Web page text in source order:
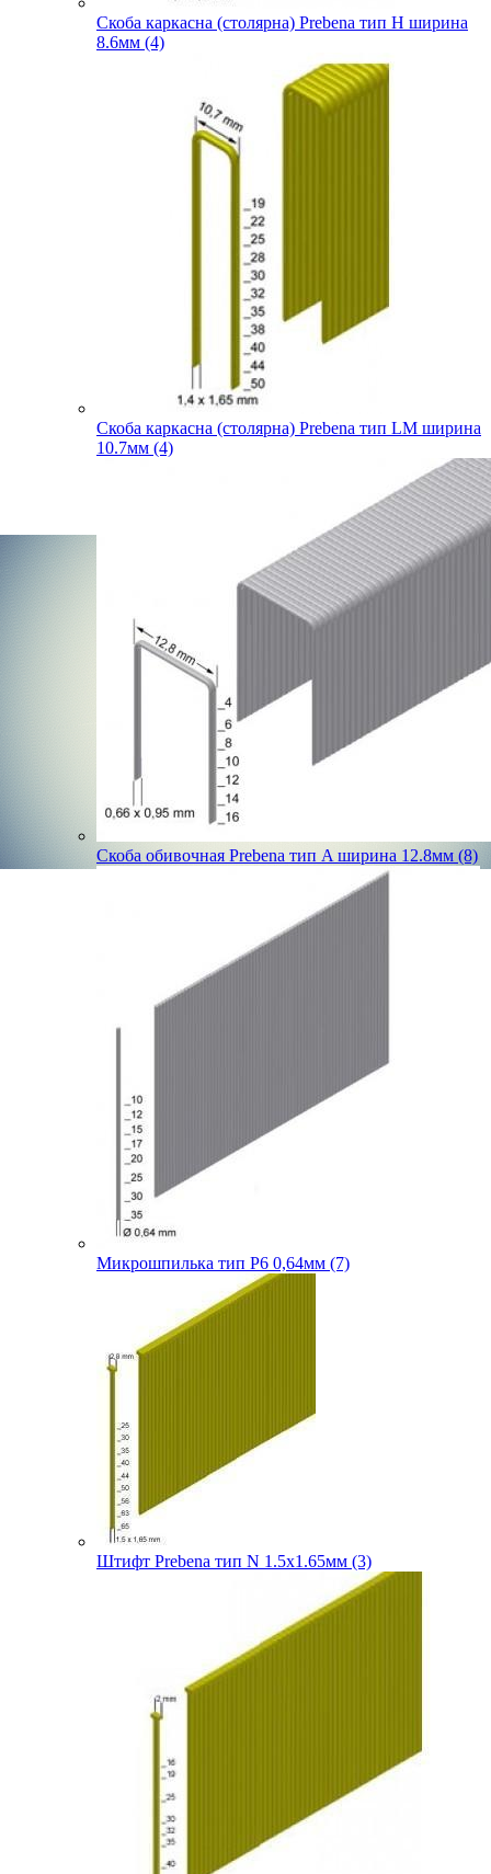
Скоба каркасна (столярна) Prebena тип H ширина
8.6мм (4)
Скоба каркасна (столярна) Prebena тип LM ширина
10.7мм (4)
Скоба обивочная Prebena тип A ширина 12.8мм (8)
Микрошпилька тип P6 0,64мм (7)
Штифт Prebena тип N 1.5х1.65мм (3)